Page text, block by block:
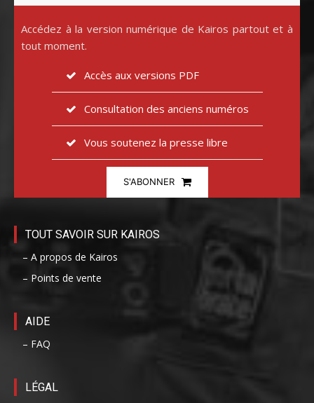
Accédez à la version numérique de Kairos partout et à
tout moment.
Accès aux versions PDF
Consultation des anciens numéros
Vous soutenez la presse libre
S'ABONNER
TOUT SAVOIR SUR KAIROS
– A propos de Kairos
– Points de vente
AIDE
– FAQ
LÉGAL